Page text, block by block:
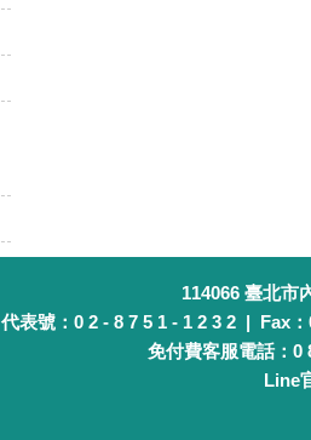
114066 臺北市
代表號：0 2 - 8 7 5 1 - 1 2 3 2 | Fax
免付費客服電話：0
Line